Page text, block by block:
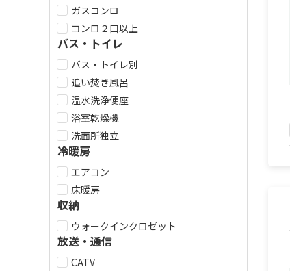
ガスコンロ
コンロ２口以上
バス・トイレ
バス・トイレ別
追い焚き風呂
温水洗浄便座
浴室乾燥機
洗面所独立
冷暖房
エアコン
床暖房
収納
ウォークインクロゼット
放送・通信
CATV